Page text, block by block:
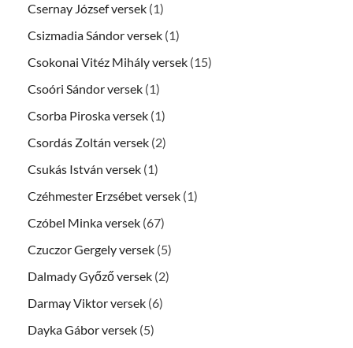
Csernay József versek (1)
Csizmadia Sándor versek (1)
Csokonai Vitéz Mihály versek (15)
Csoóri Sándor versek (1)
Csorba Piroska versek (1)
Csordás Zoltán versek (2)
Csukás István versek (1)
Czéhmester Erzsébet versek (1)
Czóbel Minka versek (67)
Czuczor Gergely versek (5)
Dalmady Győző versek (2)
Darmay Viktor versek (6)
Dayka Gábor versek (5)